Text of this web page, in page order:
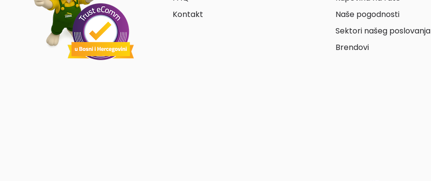
STANNOL
STARDROPS
STEINBACH
Kontakt
Naše pogodnosti
Sektori našeg poslovanja
Brendovi